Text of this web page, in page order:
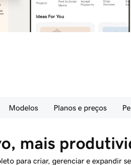
Modelos Planos e preços
mais
para criar, gerenciar e expandir